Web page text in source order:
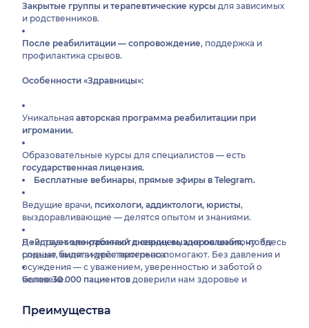
Закрытые группы и терапевтические курсы для зависимых
и родственников.
После реабилитации — сопровождение, поддержка и
профилактика срывов.
Особенности «Здравницы»:
Уникальная авторская программа реабилитации при
игромании.
Образовательные курсы для специалистов — есть
государственная лицензия.
Бесплатные вебинары, прямые эфиры в Telegram.
Ведущие врачи, психологи, аддиктологи, юристы,
выздоравливающие — делятся опытом и знаниями.
Действуетэлектронный дневник выздоровления, чтобы
родные были в курсе прогресса.
Более30 000 пациентов доверили нам здоровье и
Методы:
В «Здравнице» работают с сердцем, а не по шаблону. Здесь
слышат, видят и действительно помогают. Без давления и
осуждения — с уважением, уверенностью и заботой о
человеке.
Преимущества
Близко
Работаем